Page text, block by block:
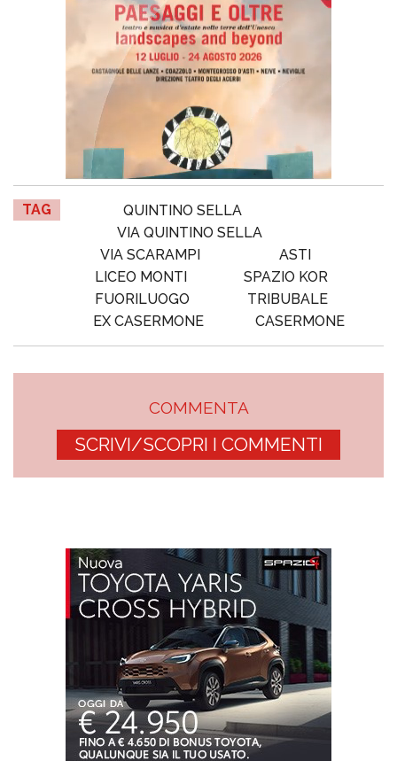
TAG
QUINTINO SELLA
VIA QUINTINO SELLA
VIA SCARAMPI
ASTI
LICEO MONTI
SPAZIO KOR
FUORILUOGO
TRIBUBALE
EX CASERMONE
CASERMONE
COMMENTA
SCRIVI/SCOPRI I COMMENTI